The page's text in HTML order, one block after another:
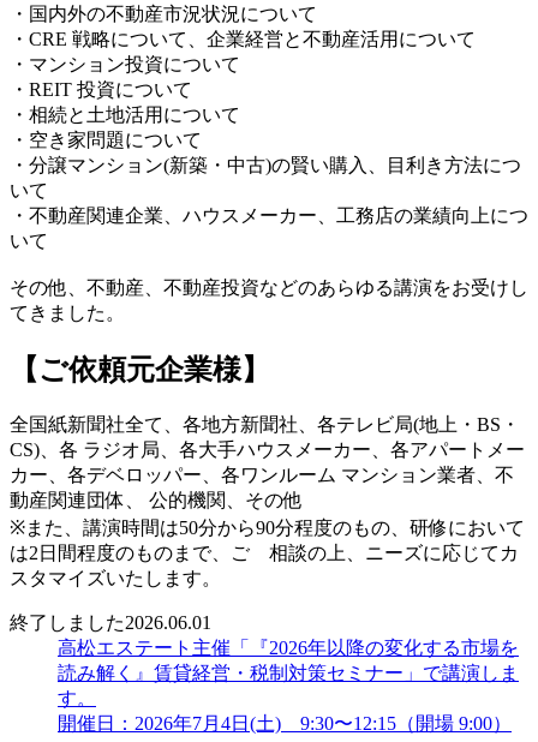
・国内外の不動産市況状況について
・CRE 戦略について、企業経営と不動産活用について
・マンション投資について
・REIT 投資について
・相続と土地活用について
・空き家問題について
・分譲マンション(新築・中古)の賢い購入、目利き方法につ
いて
・不動産関連企業、ハウスメーカー、工務店の業績向上につ
いて
その他、不動産、不動産投資などのあらゆる講演をお受けし
てきました。
【ご依頼元企業様】
全国紙新聞社全て、各地方新聞社、各テレビ局(地上・BS・
CS)、各 ラジオ局、各大手ハウスメーカー、各アパートメー
カー、各デベロッパー、各ワンルーム マンション業者、不
動産関連団体、 公的機関、その他
※また、講演時間は50分から90分程度のもの、研修において
は2日間程度のものまで、ご゙相談の上、ニーズに応じてカ
スタマイズいたします。
終了しました2026.06.01
高松エステート主催「『2026年以降の変化する市場を
読み解く』賃貸経営・税制対策セミナー」で講演しま
す。
開催日：2026年7月4日(土) 9:30〜12:15（開場 9:00）